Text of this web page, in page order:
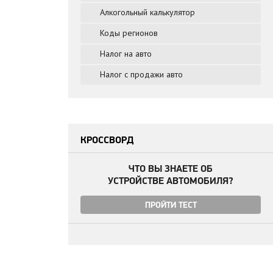
Алкогольный калькулятор
Коды регионов
Налог на авто
Налог с продажи авто
КРОССВОРД
ЧТО ВЫ ЗНАЕТЕ ОБ
УСТРОЙСТВЕ АВТОМОБИЛЯ?
ПРОЙТИ ТЕСТ